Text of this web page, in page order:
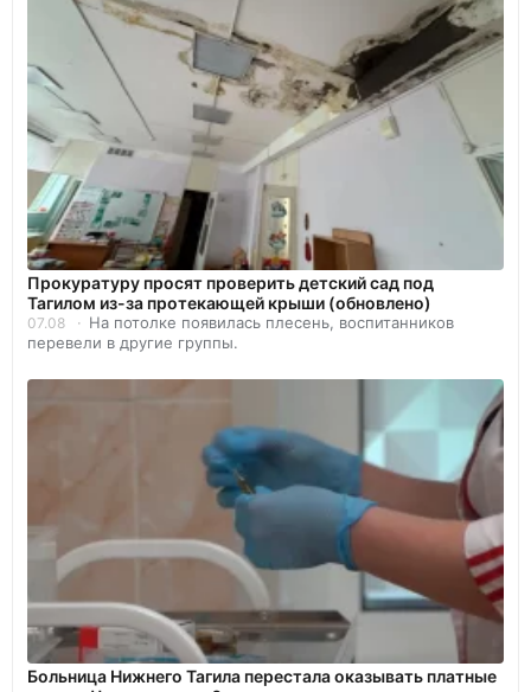
Прокуратуру просят проверить детский сад под
Тагилом из-за протекающей крыши (обновлено)
07.08
На потолке появилась плесень, воспитанников
перевели в другие группы.
Больница Нижнего Тагила перестала оказывать платные